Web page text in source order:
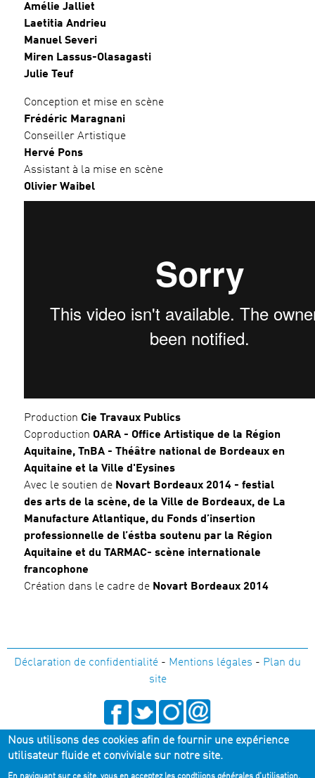
Amélie Jalliet
Laetitia Andrieu
Manuel Severi
Miren Lassus-Olasagasti
Julie Teuf
Conception et mise en scène
Frédéric Maragnani
Conseiller Artistique
Hervé Pons
Assistant à la mise en scène
Olivier Waibel
Production Cie Travaux Publics
Coproduction OARA - Office Artistique de la Région
Aquitaine, TnBA - Théâtre national de Bordeaux en
Aquitaine et laVille d'Eysines
Avec le soutien de Novart Bordeaux 2014 - festial
des arts de la scène, de la Ville de Bordeaux, de La
Manufacture Atlantique, du Fonds d’insertion
professionnelle de l’éstba soutenu par la Région
Aquitaine et du TARMAC- scène internationale
francophone
Création dans le cadre de Novart Bordeaux 2014
Déclaration de confidentialité - Mentions légales - Plan du
site
05 56 33 36 80
Nous utilisons des cookies afin de fournir une expérience
utilisateur fluide et conviviale sur notre site.